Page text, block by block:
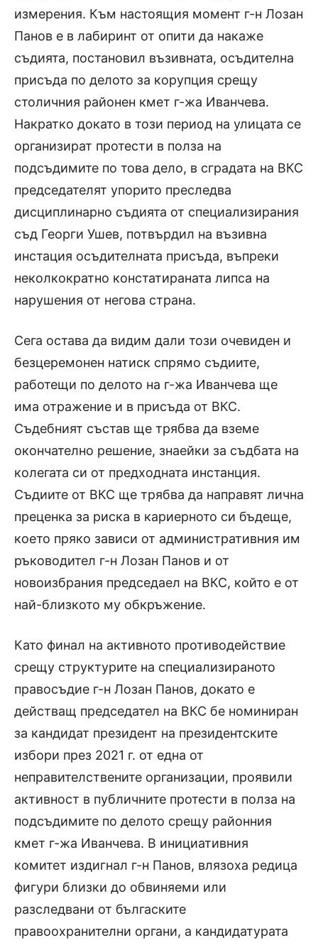
измерения. Към настоящия момент г-н Лозан
Панов е в лабиринт от опити да накаже
съдията, постановил възивната, осъдителна
присъда по делото за корупция срещу
столичния районен кмет г-жа Иванчева.
Накратко докато в този период на улицата се
организират протести в полза на
подсъдимите по това дело, в сградата на ВКС
председателят упорито преследва
дисциплинарно съдията от специализирания
съд Георги Ушев, потвърдил на възивна
инстация осъдителната присъда, въпреки
неколкократно констатираната липса на
нарушения от негова страна.
Сега остава да видим дали този очевиден и
безцеремонен натиск спрямо съдиите,
работещи по делото на г-жа Иванчева ще
има отражение и в присъда от ВКС.
Съдебният състав ще трябва да вземе
окончателно решение, знаейки за съдбата на
колегата си от предходната инстанция.
Съдиите от ВКС ще трябва да направят лична
преценка за риска в кариерното си бъдеще,
което пряко зависи от административния им
ръководител г-н Лозан Панов и от
новоизбрания председаел на ВКС, който е от
най-близкото му обкръжение.
Като финал на активното противодействие
срещу структурите на специализираното
правосъдие г-н Лозан Панов, докато е
действащ председател на ВКС бе номиниран
за кандидат президент на президентските
избори през 2021 г. от една от
неправителствените организации, проявили
активност в публичните протести в полза на
подсъдимите по делото срещу районния
кмет г-жа Иванчева. В инициативния
комитет издигнал г-н Панов, влязоха редица
фигури близки до обвиняеми или
разследвани от бългаските
правоохранителни органи, а кандидатурата